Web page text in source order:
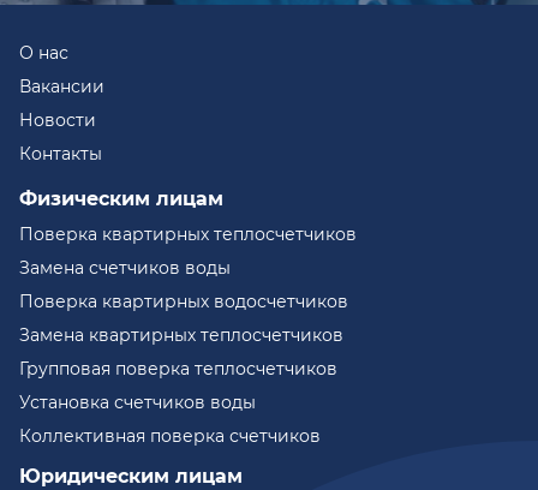
О нас
Вакансии
Новости
Контакты
Физическим лицам
Поверка квартирных теплосчетчиков
Замена счетчиков воды
Поверка квартирных водосчетчиков
Замена квартирных теплосчетчиков
Групповая поверка теплосчетчиков
Установка счетчиков воды
Коллективная поверка счетчиков
Юридическим лицам